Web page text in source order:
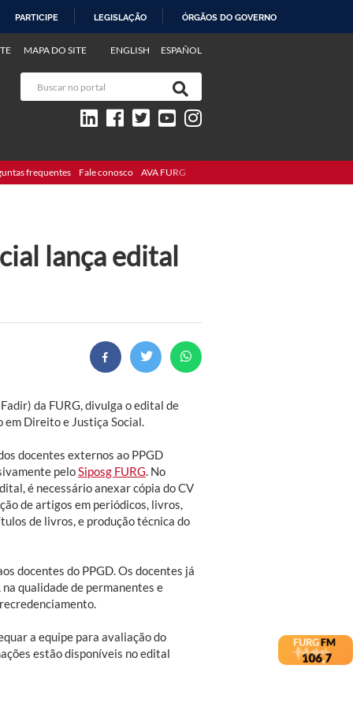
PARTICIPE LEGISLAÇÃO ÓRGÃOS DO GOVERNO
ENGLISH ESPAÑOL
MAPA DO SITE
frequentes Fale conosco AVA FURG
lança edital
da FURG, divulga o edital de
Direito e Justiça Social.
docentes externos ao PPGD
pelo Siposg FURG . No
é necessário anexar cópia do CV
de artigos em periódicos, livros,
de livros, e produção técnica do
docentes do PPGD. Os docentes já
qualidade de permanentes e
a equipe para avaliação do
estão disponíveis no edital